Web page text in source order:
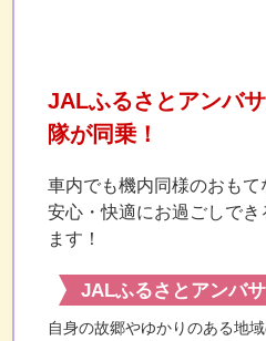
JALふるさとアンバ
隊が同乗！
車内でも機内同様のおもて
安心・快適にお過ごしで
ます！
JALふるさとアンバ
自身の故郷やゆかりのある地